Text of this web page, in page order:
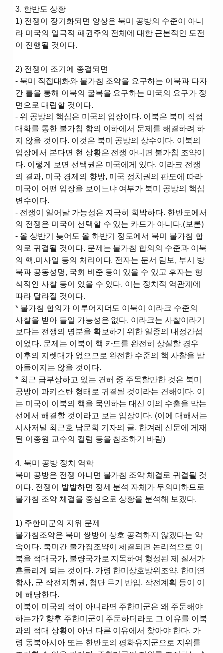
3. 한반도 상황
1) 전쟁이 장기화되면 양상은 북미 공방의 수준이 아니
라 미국의 일극적 패권주의 전체에 대한 근본적인 도전
이 진행될 것이다.
2) 전쟁이 조기에 종결되면
- 북미 직접대화와 불가침 조약을 요구하는 이북과 다자
간 틀을 통해 이북의 굴복을 요구하는 미국의 요구가 정
면으로 대립할 것이다.
- 위 공방의 핵심은 미국의 입장이다. 이북은 북미 직접
대화를 통한 불가침 합의 이하에서 문제를 해결하려 하
지 않을 것이다. 이것은 북미 공방의 상수이다. 이북의
입장에서 본다면 현 상황은 전쟁 아니면 불가침 조약이
다. 이렇게 보면 선택권은 미국에게 있다. 이라크 전쟁
의 결과, 미국 경제의 향방, 미국 정치권의 판도에 따라
미국이 어떤 입장을 보이느냐 여부가 북미 공방의 핵심
변수이다.
- 전쟁이 일어날 가능성은 지극히 희박하다. 한반도에서
의 전쟁은 미국이 선택할 수 있는 카드가 아니다.(보론)
- 올 상반기 늦어도 올 하반기 정도에서 북미 불가침 합
의로 귀결될 것이다. 문제는 불가침 합의의 수준과 이북
의 핵.미사일 등의 처리이다. 전자는 문서 담보, 부시 방
북과 공동성명, 국회 비준 등이 있을 수 있고 후자는 형
식적인 사찰 등이 있을 수 있다. 이는 정치적 역관계에
따라 달라질 것이다.
* 불가침 합의가 이루어지더도 이북이 이라크 수준의
사찰을 받아 들일 가능성은 없다. 이라크는 사찰이라기
보다는 전쟁의 명분을 확보하기 위한 일종의 내정간섭
이었다. 문제는 이북이 핵 카드를 완전히 상실할 경우
이후의 지렛대가 없으므로 완전한 수준의 핵 사찰을 받
아들이지는 않을 것이다.
* 최근 급부상하고 있는 견해 중 주목할만한 것은 북미
공방이 파키스탄 형태로 귀결될 것이라는 견해이다. 이
는 미국이 이북의 핵을 묵인하는 대신 이의 수출을 막는
선에서 해결할 것이라고 보는 입장이다. (이에 대해서는
시사저널 최근호 남문희 기자의 글, 한겨레 신문에 게재
된 이종원 교수의 컬럼 등을 참조하기 바람)
4. 북미 공방 정치 역학
북미 공방은 전쟁 아니면 불가침 조약 체결로 귀결될 것
이다. 전쟁이 발발하면 정세 분석 자체가 무의미하므로
불가침 조약 체결을 중심으로 상황을 분석해 보겠다.
1) 주한미군의 지위 문제
불가침조약은 북미 쌍방이 상호 공격하지 않겠다는 약
속이다. 북미간 불가침조약이 체결되면 논리적으로 이
북을 적대국가, 불량국가로 지목하여 형성된 제 질서가
흔들리게 되는 것이다. 가령 한미상호방위조약, 한미연
합사, 군 작전지휘권, 첨단 무기 반입, 작전계획 등이 이
에 해당한다.
이북이 미국의 적이 아니라면 주한미군은 왜 주둔해야
하는가? 향후 주한미군이 주둔하더라도 그 이유를 이북
과의 적대 상황이 아닌 다른 이유에서 찾아야 한다. 가
령 동북아시아 또는 한반도의 평화유지군으로 지위를